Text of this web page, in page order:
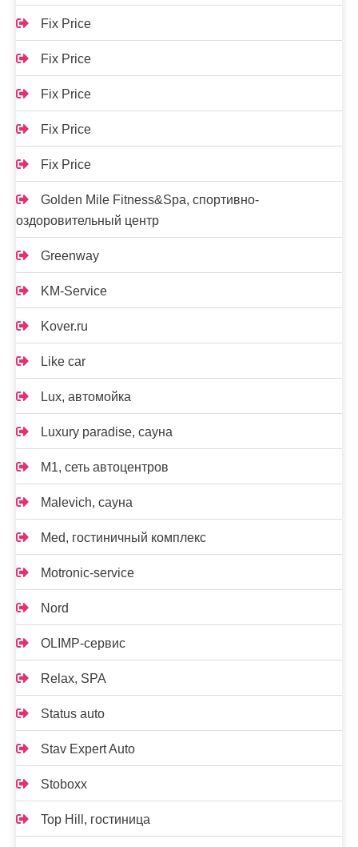
Fix Price
Fix Price
Fix Price
Fix Price
Fix Price
Golden Mile Fitness&Spa, спортивно-
оздоровительный центр
Greenway
KM-Service
Kover.ru
Like car
Lux, автомойка
Luxury paradise, сауна
M1, сеть автоцентров
Malevich, сауна
Med, гостиничный комплекс
Motronic-service
Nord
OLIMP-сервис
Relax, SPA
Status auto
Stav Expert Auto
Stoboxx
Top Hill, гостиница